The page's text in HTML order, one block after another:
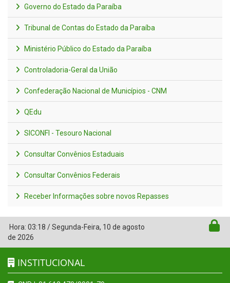
Governo do Estado da Paraíba
Tribunal de Contas do Estado da Paraíba
Ministério Público do Estado da Paraíba
Controladoria-Geral da União
Confederação Nacional de Municípios - CNM
QEdu
SICONFI - Tesouro Nacional
Consultar Convênios Estaduais
Consultar Convênios Federais
Receber Informações sobre novos Repasses
Hora: 03:18 /Segunda-Feira, 10 de agosto
de 2026
INSTITUCIONAL